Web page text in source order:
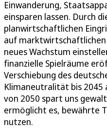
Einwanderung,
einsparen lassen. Durch
planwirtschaftlichen
auf
neues Wachstum
finanzielle Spielräume
Verschiebung des
Klimaneutralität bis 2045
von 2050 spart uns
ermöglicht es, bewährte
nutzen.